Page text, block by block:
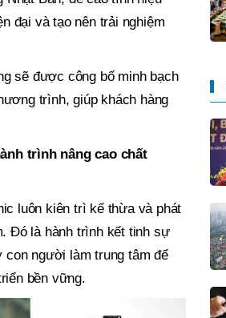
đại và tạo nên trải nghiệm
sẽ được công bố minh bạch
trình, giúp khách hàng
trình nâng cao chất
luôn kiên trì kế thừa và phát
Đó là hành trình kết tinh sự
con người làm trung tâm để
bền vững.